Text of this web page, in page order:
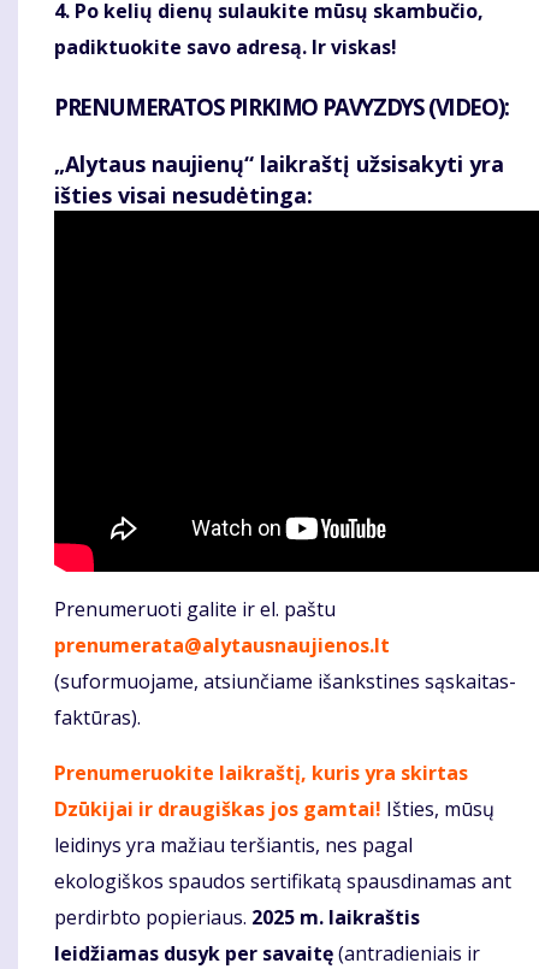
4. Po kelių dienų sulaukite mūsų skambučio,
padiktuokite savo adresą. Ir viskas!
PRENUMERATOS PIRKIMO PAVYZDYS (VIDEO):
„Alytaus naujienų“ laikraštį užsisakyti yra
išties visai nesudėtinga:
Prenumeruoti galite ir el. paštu
prenumerata@alytausnaujienos.lt
(suformuojame, atsiunčiame išankstines sąskaitas-
faktūras).
Prenumeruokite laikraštį, kuris yra skirtas
Dzūkijai ir draugiškas jos gamtai! Išties, mūsų
leidinys yra mažiau teršiantis, nes pagal
ekologiškos spaudos sertifikatą spausdinamas ant
perdirbto popieriaus. 2025 m. laikraštis
leidžiamas dusyk per savaitę(antradieniais ir